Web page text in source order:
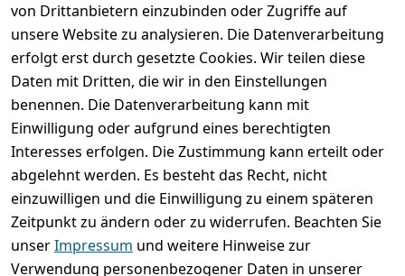
von Drittanbietern einzubinden oder Zugriffe auf
unsere Website zu analysieren. Die Datenverarbeitung
erfolgt erst durch gesetzte Cookies. Wir teilen diese
Daten mit Dritten, die wir in den Einstellungen
benennen. Die Datenverarbeitung kann mit
Einwilligung oder aufgrund eines berechtigten
Interesses erfolgen. Die Zustimmung kann erteilt oder
abgelehnt werden. Es besteht das Recht, nicht
einzuwilligen und die Einwilligung zu einem späteren
Zeitpunkt zu ändern oder zu widerrufen. Beachten Sie
unserImpressum und weitere Hinweise zur
Verwendung personenbezogener Daten in unserer
Rechtliches
Impressum
Datenschutze
rklärung
Batterieentsor
gung
Widerrufsrec
Services
Kontakt
Registrieren
Zahlung und
Versand
Umtausch /
Reklamation
Wir
versenden
mit
Folgt uns
gern auf
Zahle
bequem per